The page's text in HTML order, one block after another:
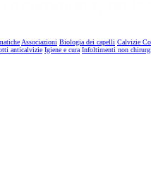
Associazioni Biologia dei capelli Calvizie
anticalvizie Igiene e cura Infoltimenti non